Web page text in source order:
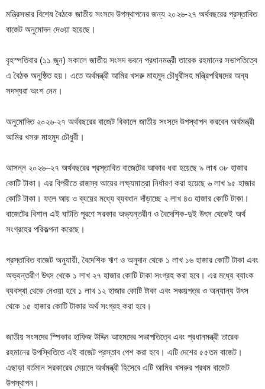
মন্ত্রিসভার বিশেষ বৈঠকে জাতীয় সংসদে উপস্থাপনের জন্য ২০২৬-২৭ অর্থবছরের প্রস্তাবিত
বাজেট অনুমোদন দেওয়া হয়েছে।
বৃহস্পতিবার (১১ জুন) সকালে জাতীয় সংসদ ভবনে প্রধানমন্ত্রী তারেক রহমানের সভাপতিত্বে
এ বৈঠক অনুষ্ঠিত হয়। এতে অর্থমন্ত্রী আমির খসরু মাহমুদ চৌধুরীসহ মন্ত্রিপরিষদের অন্য
সদস্যরা অংশ নেন।
অনুমোদিত ২০২৬-২৭ অর্থবছরের বাজেট বিকালে জাতীয় সংসদে উপস্থাপন করবেন অর্থমন্ত্রী
আমির খসরু মাহমুদ চৌধুরী।
আসন্ন ২০২৬–২৭ অর্থবছরের প্রস্তাবিত বাজেটের আকার ধরা হয়েছে ৯ লাখ ৩৮ হাজার
কোটি টাকা। এর বিপরীতে রাজস্ব আয়ের লক্ষ্যমাত্রা নির্ধারণ করা হয়েছে ৬ লাখ ৯৫ হাজার
কোটি টাকা। ফলে আয় ও ব্যয়ের মধ্যে ব্যবধান দাঁড়াচ্ছে ২ লাখ ৪৩ হাজার কোটি টাকা।
বাজেটের বিশাল এই ঘাটতি পূরণে সরকার অভ্যন্তরীণ ও বৈদেশিক-দুই উৎস থেকেই অর্থ
সংগ্রহের পরিকল্পনা করেছে।
প্রস্তাবিত বাজেট অনুযায়ী, বৈদেশিক ঋণ ও অনুদান থেকে ১ লাখ ১৬ হাজার কোটি টাকা এবং
অভ্যন্তরীণ উৎস থেকে ১ লাখ ২৭ হাজার কোটি টাকা সংগ্রহ করা হবে। এর মধ্যে ব্যাংক
ব্যবস্থা থেকে নেওয়া হবে ১ লাখ ১২ হাজার কোটি টাকা এবং সঞ্চয়পত্র ও অন্যান্য উৎস
থেকে ১৫ হাজার কোটি টাকার অর্থ সংগ্রহ করা হবে।
জাতীয় সংসদের স্পিকার হাফিজ উদ্দিন আহমদের সভাপতিত্বে এবং প্রধানমন্ত্রী তারেক
রহমানের উপস্থিতিতে এই বাজেট প্রস্তাব পেশ করা হবে। এটি দেশের ৫৫তম বাজেট।
এছাড়া বর্তমান সরকারের মেয়াদে অর্থমন্ত্রী হিসেবে এটি আমির খসরুর প্রথম বাজেট
উপস্থাপন।